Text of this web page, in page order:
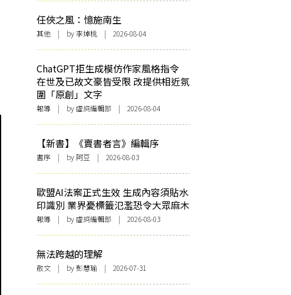
任俠之風：憶施南生
其他 | by 李焯桃 | 2026-08-04
ChatGPT拒生成模仿作家風格指令
在世及已故文豪皆受限 改提供相近氛
圍「原創」文字
報導 | by 虛詞編輯部 | 2026-08-04
【新書】《賣書者言》編輯序
書序 | by 阿豆 | 2026-08-03
歐盟AI法案正式生效 生成內容須貼水
印識別 業界憂標籤氾濫恐令大眾麻木
報導 | by 虛詞編輯部 | 2026-08-03
無法跨越的理解
散文 | by 彭慧瑜 | 2026-07-31